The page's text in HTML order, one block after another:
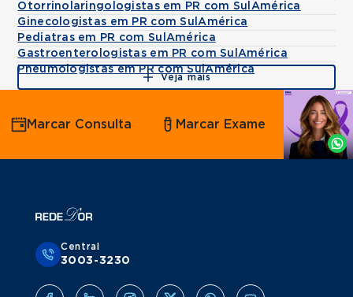
Otorrinolaringologistas em PR com SulAmérica
Ginecologistas em PR com SulAmérica
Pediatras em PR com SulAmérica
Gastroenterologistas em PR com SulAmérica
Pneumologistas em PR com SulAmérica
Veja mais
Agende
por
Whatsapp
Marcar Consulta Marcar Exame
Central
3003-3230